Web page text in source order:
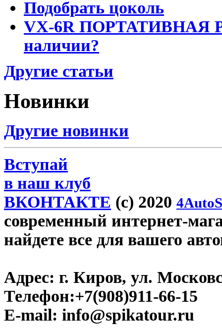
Подобрать цоколь
VX-6R ПОРТАТИВНАЯ
наличии?
Другие статьи
Новинки
Другие новинки
Вступай
в наш клуб
ВКОНТАКТЕ (c) 2020
современный интернет-
найдете все для вашего
Адрес: г. Киров, ул.
Телефон:+7(908)911-66-15
E-mail: info@spikatour.ru